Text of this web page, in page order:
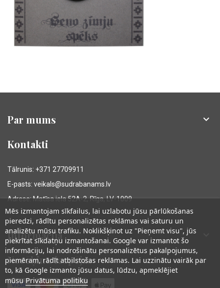
Par mums 
Kontakti
Tālrunis: +371 27709911
E-pasts: veikals@sudrabanams.lv
Adrese: Matīsa iela 52A-2, Rīga, LV-1009
Informācija
Norēķinu iespējas
Mēs izmantojam sīkfailus, lai uzlabotu jūsu pārlūkošanas
pieredzi, rādītu personalizētas reklāmas vai saturu un
analizētu mūsu trafiku. Noklikšķinot uz "Pieņemt visu", jūs
piekrītat sīkdatņu izmantošanai. Google var izmantot šo
informāciju, lai nodrošinātu personalizētus pakalpojumus,
piemēram, rādīt atbilstošas reklāmas. Lai uzzinātu vairāk par
to, kā Google izmanto jūsu datus, lūdzu, apmeklējiet
mūsu Privātuma politiku